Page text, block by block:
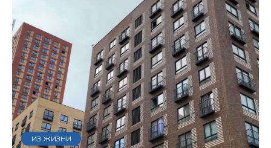
ИЗ ЖИЗНИ